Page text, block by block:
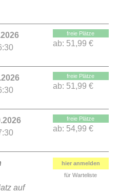
freie Plätze
ab: 51,99 €
freie Plätze
ab: 51,99 €
freie Plätze
ab: 54,99 €
auf
hier anmelden
für Warteliste